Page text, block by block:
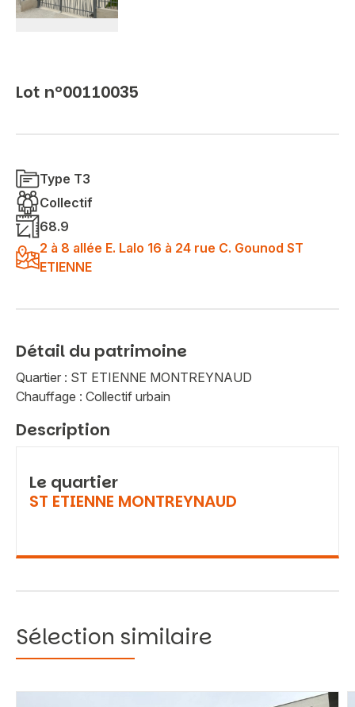
Lot n°00110035
Type T3
Collectif
68.9
2 à 8 allée E. Lalo 16 à 24 rue C. Gounod ST
ETIENNE
Détail du patrimoine
Quartier : ST ETIENNE MONTREYNAUD
Chauffage : Collectif urbain
Description
Le quartier
ST ETIENNE MONTREYNAUD
Sélection similaire